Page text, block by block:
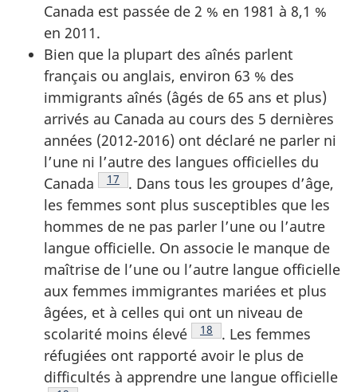
Canada est passée de 2 % en 1981 à 8,1 %
en 2011.
Bien que la plupart des aînés parlent
français ou anglais, environ 63 % des
immigrants aînés (âgés de 65 ans et plus)
arrivés au Canada au cours des 5 dernières
années (2012-2016) ont déclaré ne parler ni
l’une ni l’autre des langues officielles du
Canada
Note de bas de page
17
. Dans tous les groupes d’âge,
les femmes sont plus susceptibles que les
hommes de ne pas parler l’une ou l’autre
langue officielle. On associe le manque de
maîtrise de l’une ou l’autre langue officielle
aux femmes immigrantes mariées et plus
âgées, et à celles qui ont un niveau de
scolarité moins élevé
Note de bas de page
18
. Les femmes
réfugiées ont rapporté avoir le plus de
difficultés à apprendre une langue officielle